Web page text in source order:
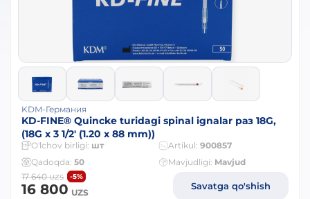
KDM-Германия
KD-FINE® Quincke turidagi spinal ignalar раз 18G,
(18G x 3 1/2' (1.20 x 88 mm))
O'lchov birligi: шт Artikul: 900857
Qadoqda: 50 Mavjudligi: Mavjud
16 800 UZS
17 640UZS -5%
Savatga qo'shish